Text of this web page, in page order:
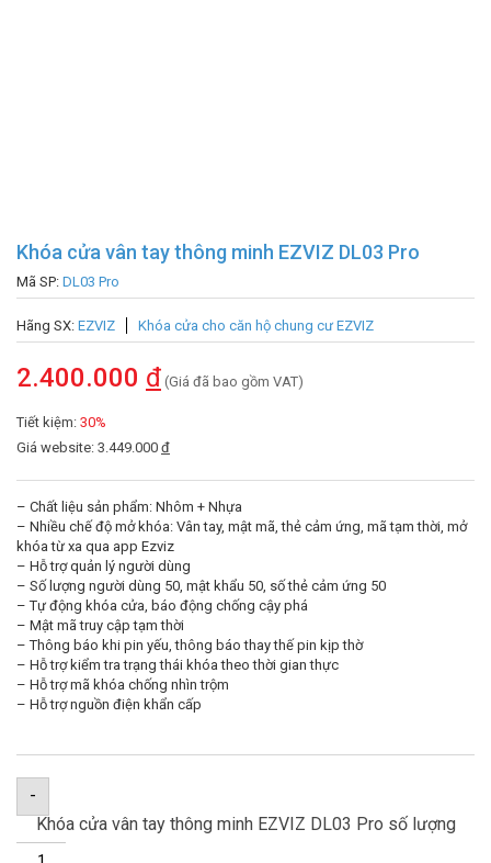
Khóa cửa vân tay thông minh EZVIZ DL03 Pro
Mã SP: DL03 Pro
Hãng SX: EZVIZ Khóa cửa cho căn hộ chung cư EZVIZ
2.400.000 đ (Giá đã bao gồm VAT)
Tiết kiệm: 30%
Giá website: 3.449.000 đ
– Chất liệu sản phẩm: Nhôm + Nhựa
– Nhiều chế độ mở khóa: Vân tay, mật mã, thẻ cảm ứng, mã tạm thời, mở
khóa từ xa qua app Ezviz
– Hỗ trợ quản lý người dùng
– Số lượng người dùng 50, mật khẩu 50, số thẻ cảm ứng 50
– Tự động khóa cửa, báo động chống cậy phá
– Mật mã truy cập tạm thời
– Thông báo khi pin yếu, thông báo thay thế pin kịp thờ
– Hỗ trợ kiểm tra trạng thái khóa theo thời gian thực
– Hỗ trợ mã khóa chống nhìn trộm
– Hỗ trợ nguồn điện khẩn cấp
-
Khóa cửa vân tay thông minh EZVIZ DL03 Pro số lượng